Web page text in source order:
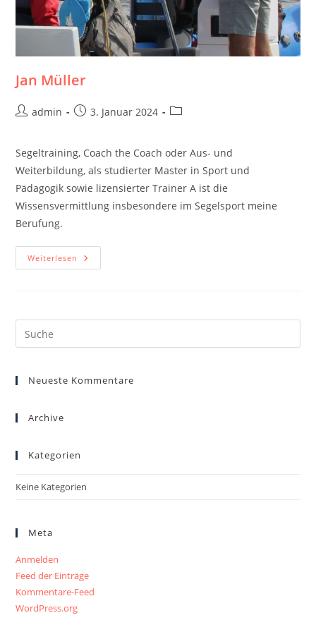
Jan Müller
Beitrags-
admin
Beitrag3. Januar 2024
Beitrags-
Segeltraining, Coach the Coach oder Aus- und
Weiterbildung, als studierter Master in Sport und
Pädagogik sowie lizensierter Trainer A ist die
Wissensvermittlung insbesondere im Segelsport meine
Berufung.
Weiterlesen Jan
Müller
Neueste Kommentare
Archive
Kategorien
Keine Kategorien
Meta
Anmelden
Feed der Einträge
Kommentare-Feed
WordPress.org